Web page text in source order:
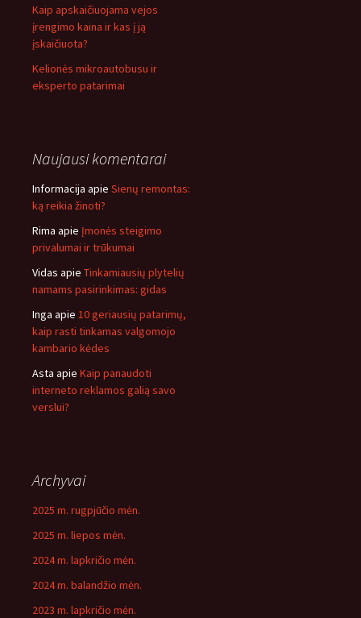
Kaip apskaičiuojama vejos
įrengimo kaina ir kas į ją
įskaičiuota?
Kelionės mikroautobusu ir
eksperto patarimai
Naujausi komentarai
Informacija apie Sienų remontas:
ką reikia žinoti?
Rima apie Įmonės steigimo
privalumai ir trūkumai
Vidas apie Tinkamiausių plytelių
namams pasirinkimas: gidas
Inga apie 10 geriausių patarimų,
kaip rasti tinkamas valgomojo
kambario kėdes
Asta apie Kaip panaudoti
interneto reklamos galią savo
verslui?
Archyvai
2025 m. rugpjūčio mėn.
2025 m. liepos mėn.
2024 m. lapkričio mėn.
2024 m. balandžio mėn.
2023 m. lapkričio mėn.